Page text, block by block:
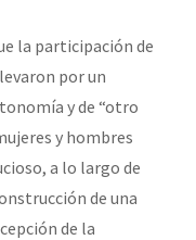
la participación de
por un
y de “otro
y hombres
a lo largo de
de una
de la